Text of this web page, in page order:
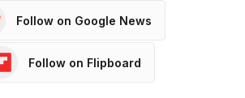
Follow on Google News
Follow on Flipboard